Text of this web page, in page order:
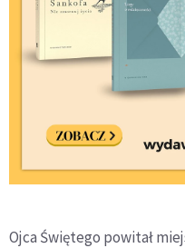
Ojca Świętego powitał